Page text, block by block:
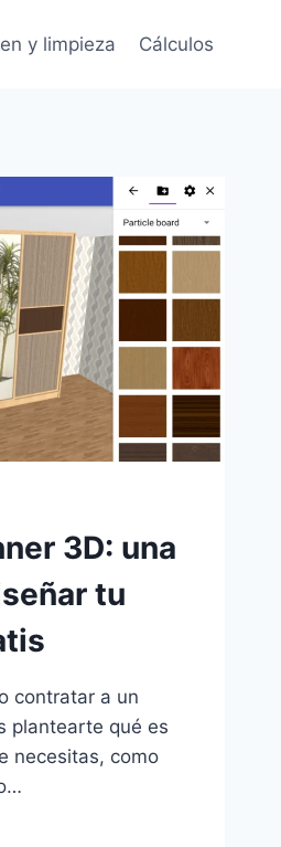
y limpieza Cálculos
3D: una
tu
contratar a un
plantearte qué es
necesitas, como